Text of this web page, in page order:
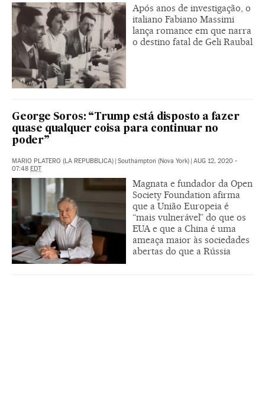
Após anos de investigação, o
italiano Fabiano Massimi
lança romance em que narra
o destino fatal de Geli Raubal
George Soros: “Trump está disposto a fazer
quase qualquer coisa para continuar no
poder”
MARIO PLATERO (LA REPUBBLICA) | Southampton (Nova York) | AUG 12, 2020 -
07:48 EDT
Magnata e fundador da Open
Society Foundation afirma
que a União Europeia é
“mais vulnerável” do que os
EUA e que a China é uma
ameaça maior às sociedades
abertas do que a Rússia